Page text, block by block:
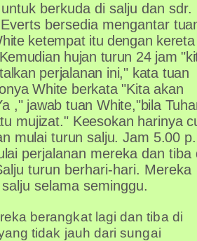
berkuda di salju dan sdr.
bersedia mengantar
ketempat itu dengan kereta
hujan turun 24 jam
perjalanan ini," kata tuan
White berkata "Kita akan
," jawab tuan White,"bila
mujizat." Keesokan harinya
mulai turun salju. Jam 5.00
perjalanan mereka dan tiba
turun berhari-hari. Mereka
selama seminggu.
berangkat lagi dan tiba di
tidak jauh dari sungai